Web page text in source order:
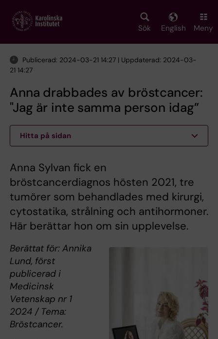
main
Sök English Meny
Publicerad: 2024-03-21 14:27 | Uppdaterad: 2024-03-
21 14:27
Anna drabbades av bröstcancer:
"Jag är inte samma person idag”
Hitta på sidan
Anna Sylvan fick en
bröstcancerdiagnos hösten 2021, tre
tumörer som behandlades med kirurgi,
cytostatika, strålning och antihormoner.
Här berättar hon om sin upplevelse.
Berättat för: Annika
Lund, först
publicerad i
Medicinsk
Vetenskap nr 1
2024 / Tema:
Bröstcancer.